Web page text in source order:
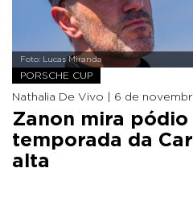
Foto: Lucas Miranda
PORSCHE CUP
Nathalia De Vivo | 6 de
Zanon mira
temporada da
alta